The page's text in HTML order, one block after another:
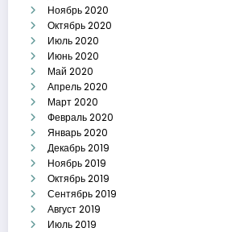
Ноябрь 2020
Октябрь 2020
Июль 2020
Июнь 2020
Май 2020
Апрель 2020
Март 2020
Февраль 2020
Январь 2020
Декабрь 2019
Ноябрь 2019
Октябрь 2019
Сентябрь 2019
Август 2019
Июль 2019